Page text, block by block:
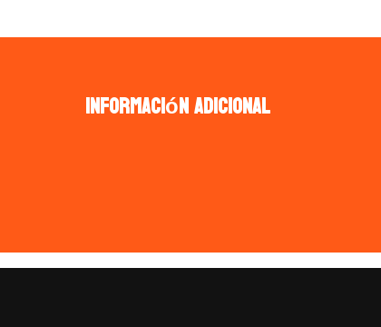
Información adicional